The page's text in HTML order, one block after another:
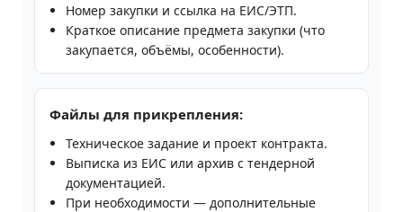
Номер закупки и ссылка на ЕИС/ЭТП.
Краткое описание предмета закупки (что
закупается, объёмы, особенности).
Файлы для прикрепления:
Техническое задание и проект контракта.
Выписка из ЕИС или архив с тендерной
документацией.
При необходимости — дополнительные